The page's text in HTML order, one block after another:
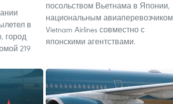
в
город
219
посольством Вьетнама в Японии,
национальным авиаперевозчиком
Vietnam Airlines совместно с
японскими агентствами.